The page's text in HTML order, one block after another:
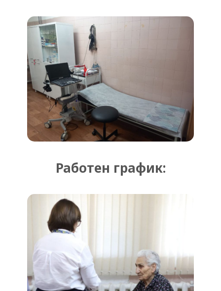
Работен график: